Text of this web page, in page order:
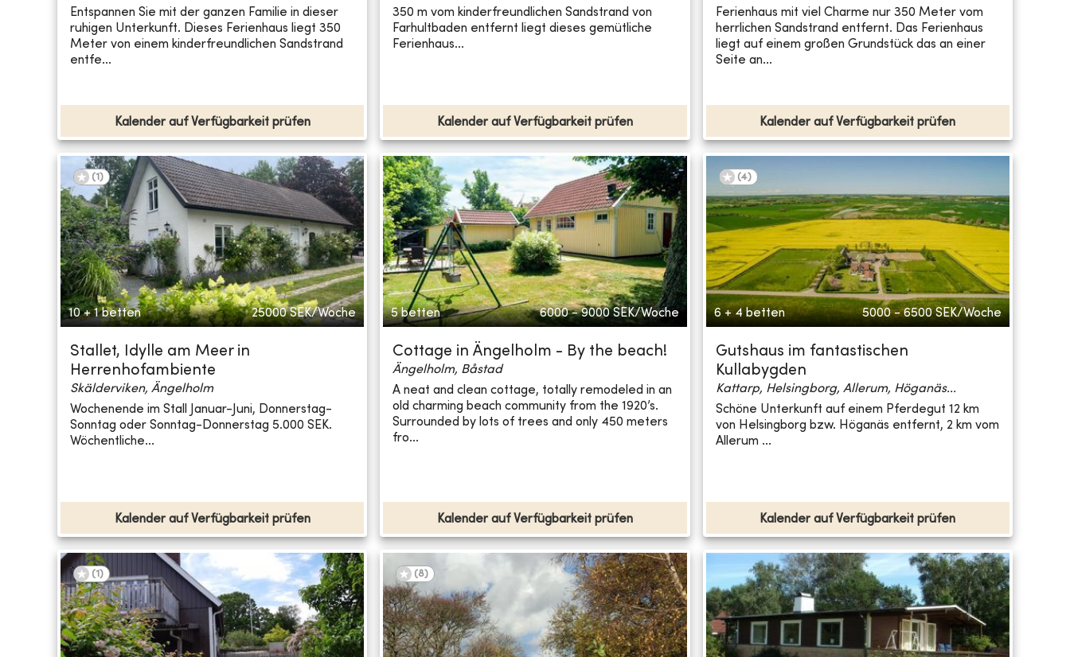
Entspannen Sie mit der ganzen Familie in dieser
ruhigen Unterkunft. Dieses Ferienhaus liegt 350
Meter von einem kinderfreundlichen Sandstrand
entfe...
Kalender auf Verfügbarkeit prüfen
350 m vom kinderfreundlichen Sandstrand von
Farhultbaden entfernt liegt dieses gemütliche
Ferienhaus...
Kalender auf Verfügbarkeit prüfen
Ferienhaus mit viel Charme nur 350 Meter vom
herrlichen Sandstrand entfernt. Das Ferienhaus
liegt auf einem großen Grundstück das an einer
Seite an...
Kalender auf Verfügbarkeit prüfen
(1 )
10 + 1 betten 25000 SEK/Woche
Stallet, Idylle am Meer in
Herrenhofambiente
Skälderviken, Ängelholm
Wochenende im Stall Januar-Juni, Donnerstag-
Sonntag oder Sonntag-Donnerstag 5.000 SEK.
Wöchentliche...
Kalender auf Verfügbarkeit prüfen
5 betten 6000 - 9000 SEK/Woche
Cottage in Ängelholm - By the beach!
Ängelholm, Båstad
A neat and clean cottage, totally remodeled in an
old charming beach community from the 1920’s.
Surrounded by lots of trees and only 450 meters
fro...
Kalender auf Verfügbarkeit prüfen
(4)
6 + 4 betten 5000 - 6500 SEK/Woche
Gutshaus im fantastischen
Kullabygden
Kattarp, Helsingborg, Allerum, Höganäs...
Schöne Unterkunft auf einem Pferdegut 12 km
von Helsingborg bzw. Höganäs entfernt, 2 km vom
Allerum ...
Kalender auf Verfügbarkeit prüfen
(1 ) (8)